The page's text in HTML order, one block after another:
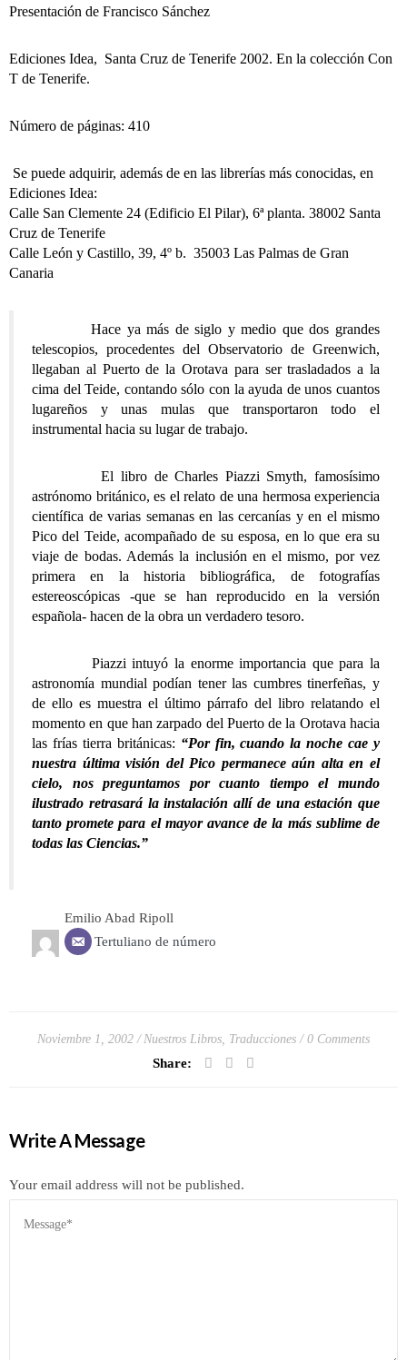
Presentación de Francisco Sánchez
Ediciones Idea, Santa Cruz de Tenerife 2002. En la colección Con
T de Tenerife.
Número de páginas: 410
Se puede adquirir, además de en las librerías más conocidas, en
Ediciones Idea:
Calle San Clemente 24 (Edificio El Pilar), 6ª planta. 38002 Santa
Cruz de Tenerife
Calle León y Castillo, 39, 4º b. 35003 Las Palmas de Gran
Canaria
Hace ya más de siglo y medio que dos grandes
telescopios, procedentes del Observatorio de Greenwich,
llegaban al Puerto de la Orotava para ser trasladados a la
cima del Teide, contando sólo con la ayuda de unos cuantos
lugareños y unas mulas que transportaron todo el
instrumental hacia su lugar de trabajo.
El libro de Charles Piazzi Smyth, famosísimo
astrónomo británico, es el relato de una hermosa experiencia
científica de varias semanas en las cercanías y en el mismo
Pico del Teide, acompañado de su esposa, en lo que era su
viaje de bodas. Además la inclusión en el mismo, por vez
primera en la historia bibliográfica, de fotografías
estereoscópicas -que se han reproducido en la versión
española- hacen de la obra un verdadero tesoro.
Piazzi intuyó la enorme importancia que para la
astronomía mundial podían tener las cumbres tinerfeñas, y
de ello es muestra el último párrafo del libro relatando el
momento en que han zarpado del Puerto de la Orotava hacia
las frías tierra británicas: “Por fin, cuando la noche cae y
nuestra última visión del Pico permanece aún alta en el
cielo, nos preguntamos por cuanto tiempo el mundo
ilustrado retrasará la instalación allí de una estación que
tanto promete para el mayor avance de la más sublime de
todas las Ciencias.”
Emilio Abad Ripoll
Tertuliano de número
Noviembre 1, 2002 Nuestros Libros Traducciones 0 Comments
Share:
Write A Message
Your email address will not be published.